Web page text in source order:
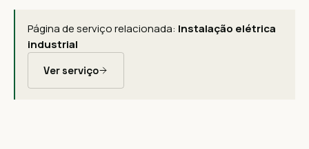
Página de serviço relacionada: Instalação elétrica
industrial
Ver serviço